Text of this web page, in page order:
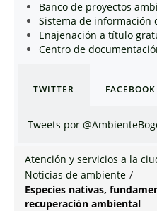
Banco de proyectos
Sistema de información
Enajenación a título
Centro de
TWITTER FACEBOOK
Tweets por
Atención y servicios a la
Noticias de ambiente /
Especies nativas,
recuperación ambiental